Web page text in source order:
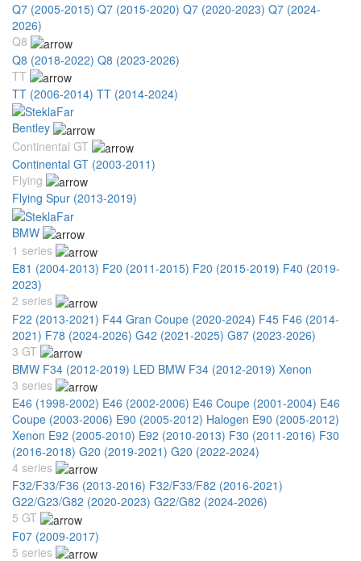
Q7 (2005-2015) Q7 (2015-2020) Q7 (2020-2023) Q7 (2024-
2026)
Q8
Q8 (2018-2022) Q8 (2023-2026)
TT
TT (2006-2014) TT (2014-2024)
Bentley
Continental GT
Continental GT (2003-2011)
Flying
Flying Spur (2013-2019)
BMW
1 series
E81 (2004-2013) F20 (2011-2015) F20 (2015-2019) F40 (2019-
2023)
2 series
F22 (2013-2021) F44 Gran Coupe (2020-2024) F45 F46 (2014-
2021) F78 (2024-2026) G42 (2021-2025) G87 (2023-2026)
3 GT
BMW F34 (2012-2019) LED BMW F34 (2012-2019) Xenon
3 series
E46 (1998-2002) E46 (2002-2006) E46 Coupe (2001-2004) E46
Coupe (2003-2006) E90 (2005-2012) Halogen E90 (2005-2012)
Xenon E92 (2005-2010) E92 (2010-2013) F30 (2011-2016) F30
(2016-2018) G20 (2019-2021) G20 (2022-2024)
4 series
F32/F33/F36 (2013-2016) F32/F33/F82 (2016-2021)
G22/G23/G82 (2020-2023) G22/G82 (2024-2026)
5 GT
F07 (2009-2017)
5 series